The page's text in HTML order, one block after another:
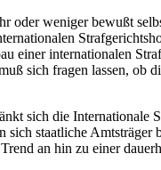
oder weniger bewußt
einer internationalen
sich fragen lassen, ob
sich die Internationale
sich staatliche
an hin zu einer